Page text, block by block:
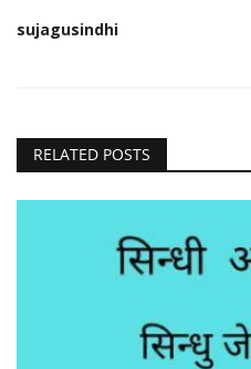
sujagusindhi
RELATED POSTS